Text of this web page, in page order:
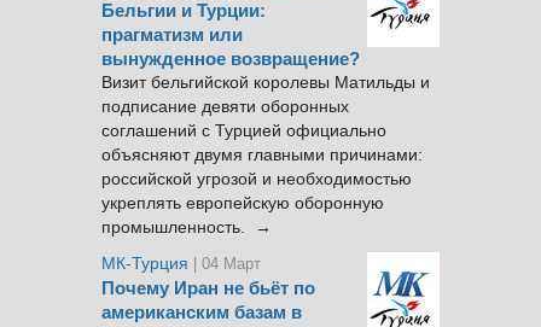
Бельгии и Турции:
прагматизм или
вынужденное возвращение?
Визит бельгийской королевы Матильды и
подписание девяти оборонных
соглашений с Турцией официально
объясняют двумя главными причинами:
российской угрозой и необходимостью
укреплять европейскую оборонную
промышленность. →
МК-Турция
| 04 Март
Почему Иран не бьёт по
американским базам в